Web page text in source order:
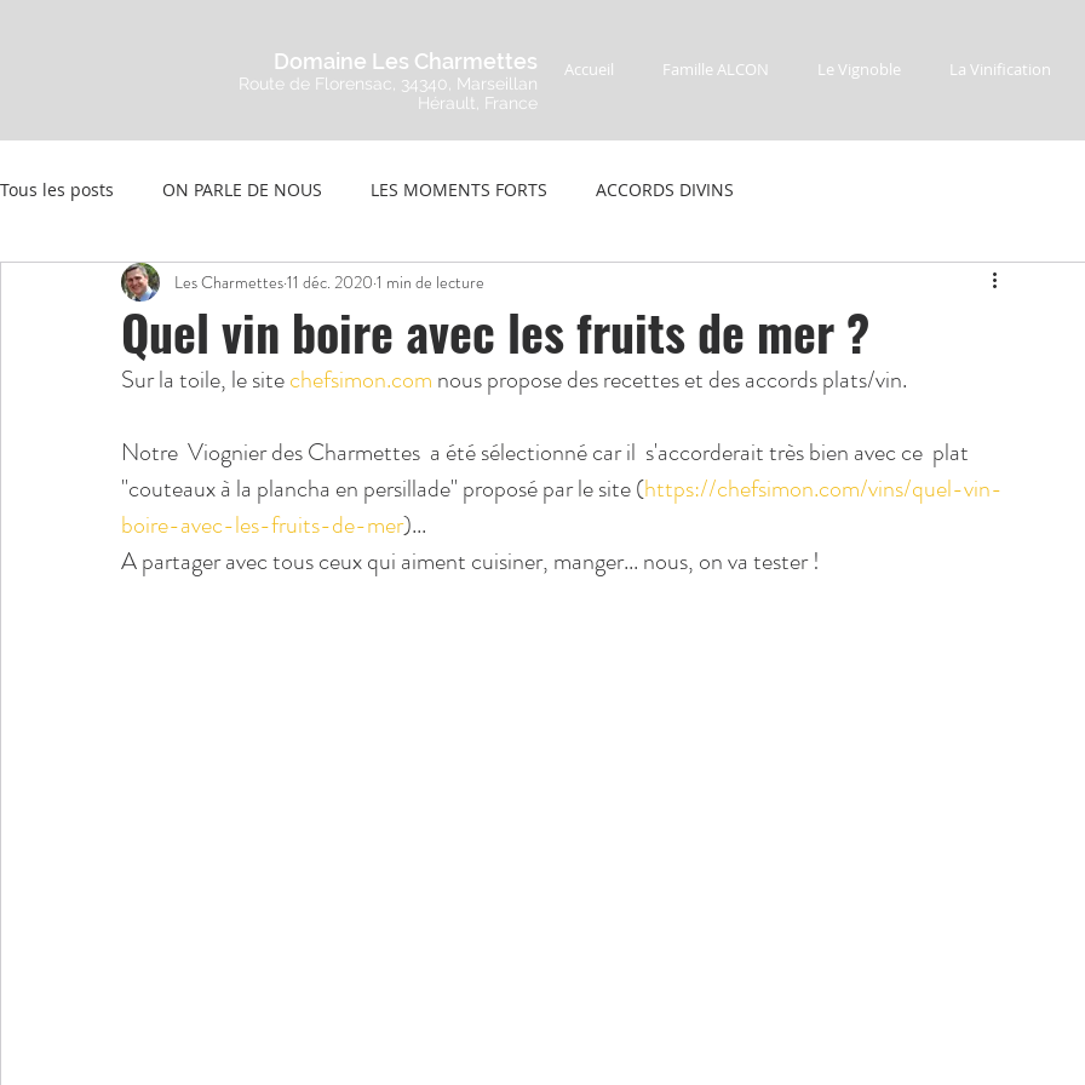
Domaine Les Charmettes
Route de Florensac, 34340, Marseillan
Hérault, France
Accueil Famille ALCON Le Vignoble La Vinification
Tous les posts ON PARLE DE NOUS LES MOMENTS FORTS ACCORDS DIVINS
Quel vin boire avec les fruits de mer ?
Les Charmettes11 déc. 2020 1 min de lecture
Sur la toile, le site chefsimon.com nous propose des recettes et des accords plats/vin.
Notre  Viognier des Charmettes  a été sélectionné car il  s'accorderait très bien avec ce  plat
"couteaux à la plancha en persillade" proposé par le site (https://chefsimon.com/vins/quel-vin-
boire-avec-les-fruits-de-mer)...
A partager avec tous ceux qui aiment cuisiner, manger... nous, on va tester !